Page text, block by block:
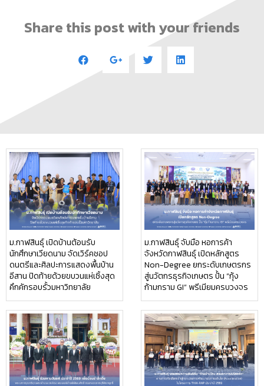
Share this post with your friends
ม.กาฬสินธุ์ เปิดบ้านต้อนรับ
นักศึกษาเวียดนาม จัดเวิร์คชอป
ดนตรีและศิลปะการแสดงพื้นบ้าน
อีสาน ปิดท้ายด้วยขบวนแห่เซิ้งสุด
คึกคักรอบรั้วมหาวิทยาลัย
ม.กาฬสินธุ์ จับมือ หอการค้า
จังหวัดกาฬสินธุ์ เปิดหลักสูตร
Non-Degree ยกระดับเกษตรกร
สู่นวัตกรธุรกิจเกษตร ปั้น “กุ้ง
ก้ามกราม GI” พรีเมียมครบวงจร